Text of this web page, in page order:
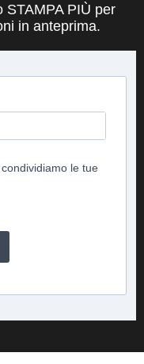
STAMPA PIÙ per
in anteprima.
condividiamo le tue